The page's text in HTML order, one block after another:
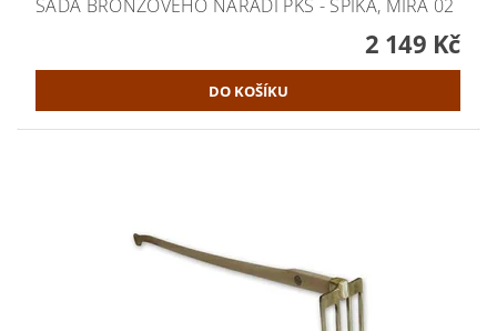
SADA BRONZOVÉHO NÁŘADÍ PKS - SPIKA, MIRA 02
2 149 Kč